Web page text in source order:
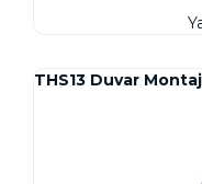
THS13 Duvar